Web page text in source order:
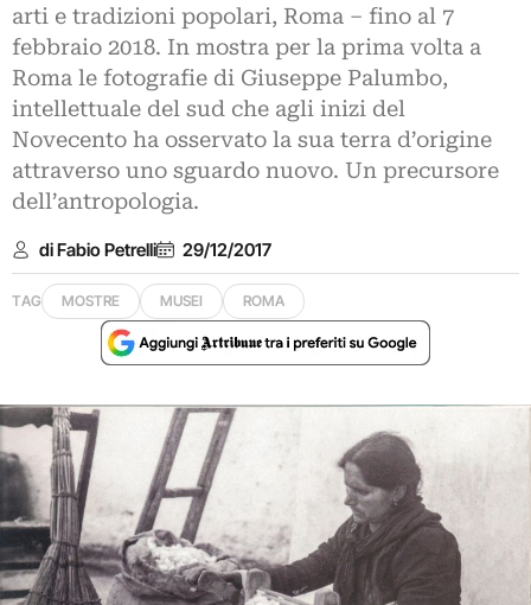
arti e tradizioni popolari, Roma – fino al 7
febbraio 2018. In mostra per la prima volta a
Roma le fotografie di Giuseppe Palumbo,
intellettuale del sud che agli inizi del
Novecento ha osservato la sua terra d’origine
attraverso uno sguardo nuovo. Un precursore
dell’antropologia.
di Fabio Petrelli 29/12/2017
TAG MOSTRE MUSEI ROMA